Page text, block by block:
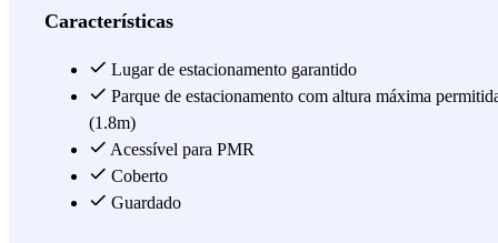
Características
Lugar de estacionamento garantido
Parque de estacionamento com altura máxima
(1.8m)
Acessível para PMR
Coberto
Guardado